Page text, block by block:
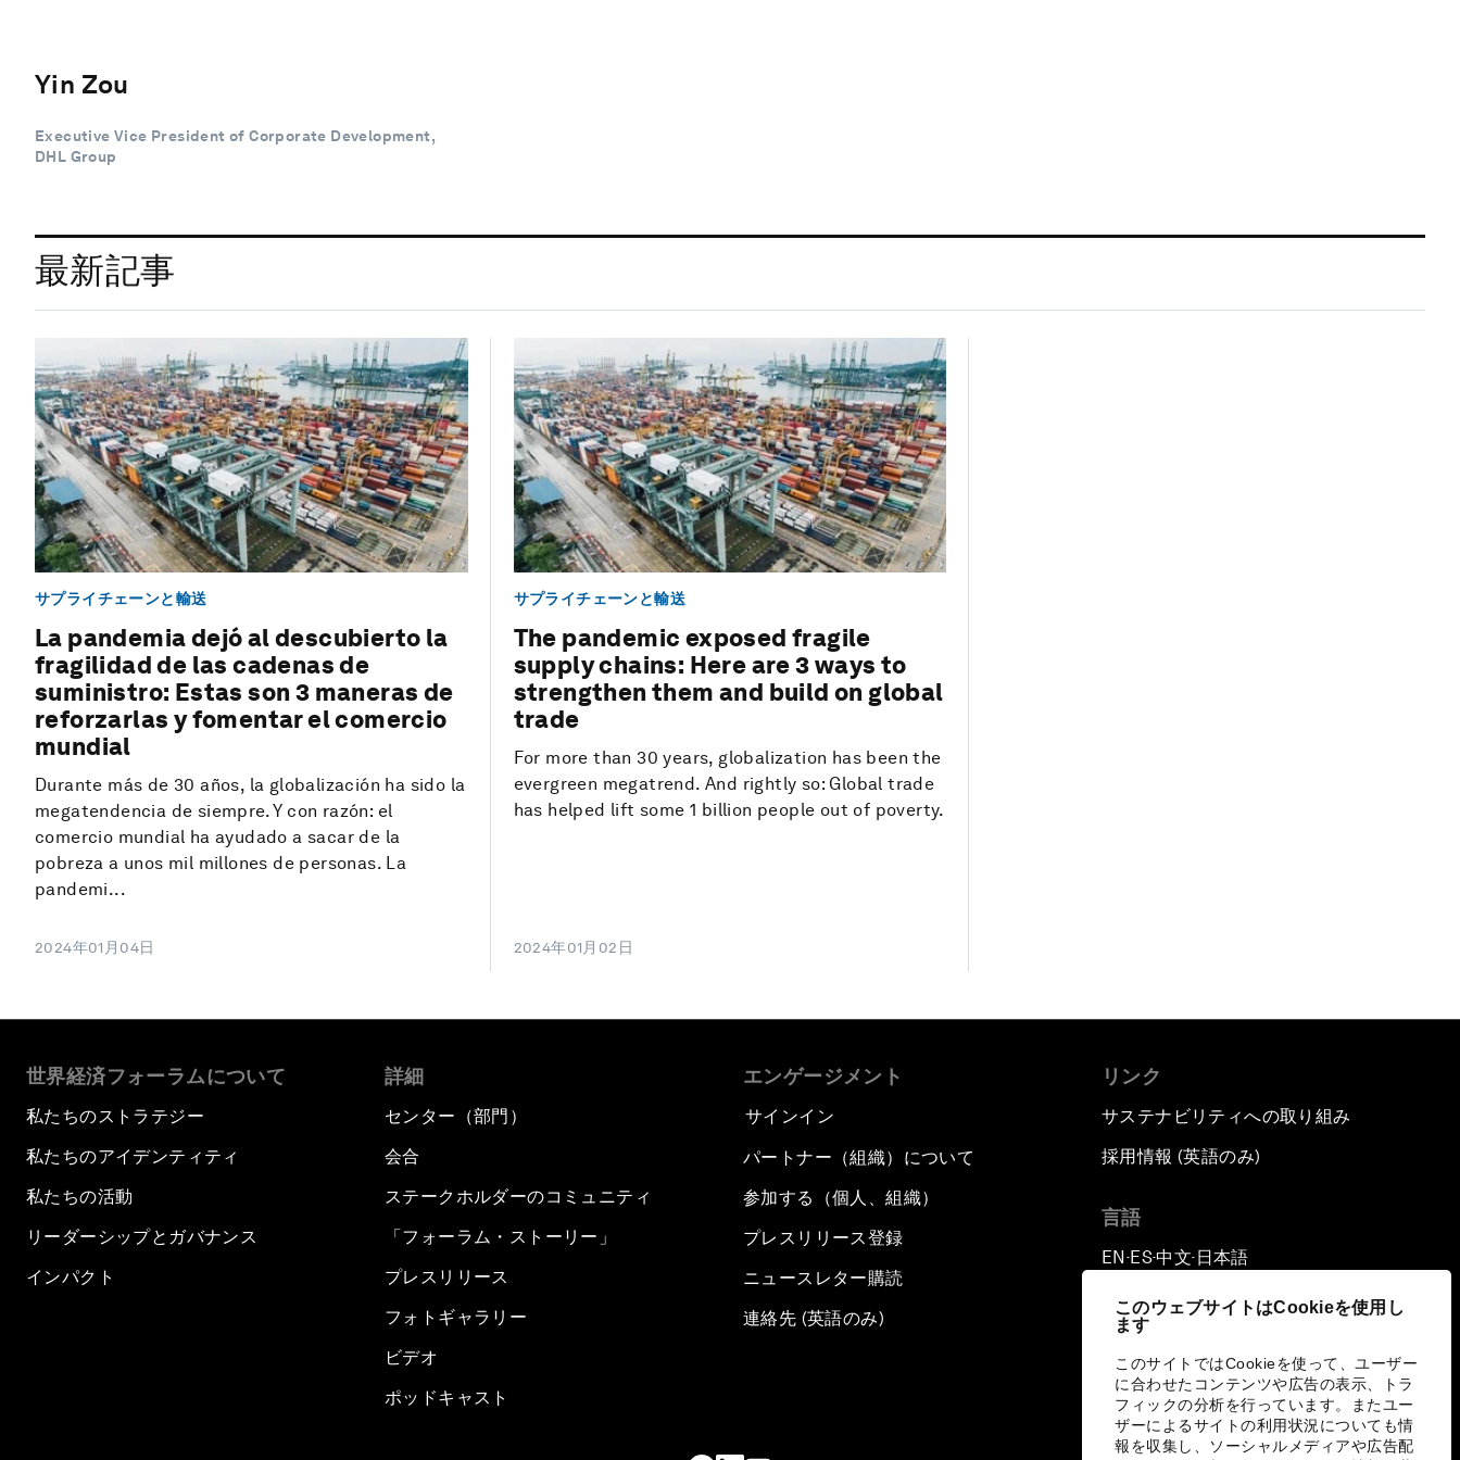
このウェブサイトはCookieを使用し
ます
このサイトではCookieを使って、ユーザー
に合わせたコンテンツや広告の表示、トラ
フィックの分析を行っています。またユー
ザーによるサイトの利用状況についても情
報を収集し、ソーシャルメディアや広告配
Yin Zou
Executive Vice President of Corporate Development,
DHL Group
最新記事
サプライチェーンと輸送
La pandemia dejó al descubierto la
fragilidad de las cadenas de
suministro: Estas son 3 maneras de
reforzarlas y fomentar el comercio
mundial
Durante más de 30 años, la globalización ha sido la
megatendencia de siempre. Y con razón: el
comercio mundial ha ayudado a sacar de la
pobreza a unos mil millones de personas. La
pandemi...
2024年01月04日
サプライチェーンと輸送
The pandemic exposed fragile
supply chains: Here are 3 ways to
strengthen them and build on global
trade
For more than 30 years, globalization has been the
evergreen megatrend. And rightly so: Global trade
has helped lift some 1 billion people out of poverty.
2024年01月02日
世界経済フォーラムについて
私たちのストラテジー
私たちのアイデンティティ
私たちの活動
リーダーシップとガバナンス
インパクト
詳細
センター（部門）
会合
ステークホルダーのコミュニティ
「フォーラム・ストーリー」
プレスリリース
フォトギャラリー
ビデオ
ポッドキャスト
エンゲージメント
サインイン
パートナー（組織）について
参加する（個人、組織）
プレスリリース登録
ニュースレター購読
連絡先 (英語のみ)
リンク
サステナビリティへの取り組み
採用情報 (英語のみ)
言語
EN ▪ ES▪中文▪ 日本語